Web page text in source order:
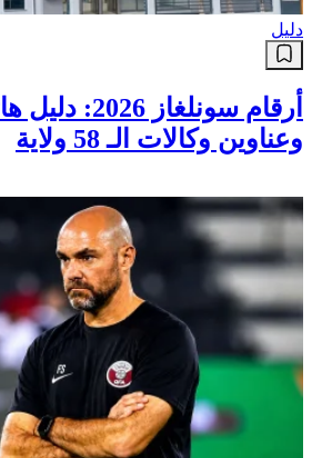
دليل
أرقام سونلغاز 2026:
وعناوين وكالات الـ 58 ولاية